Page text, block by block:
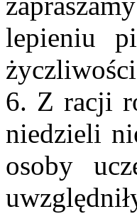
lepieniu
6. Z racji
niedzieli
osoby